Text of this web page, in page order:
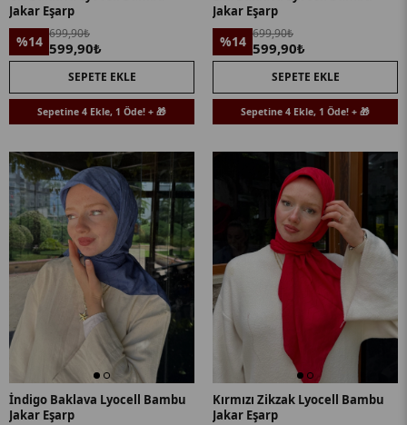
Jakar Eşarp
%14 699,90₺
599,90₺
SEPETE EKLE
Sepetine 4 Ekle, 1 Öde! + 🎁
Jakar Eşarp
%14 699,90₺
599,90₺
SEPETE EKLE
Sepetine 4 Ekle, 1 Öde! + 🎁
İndigo Baklava Lyocell Bambu
Jakar Eşarp
Kırmızı Zikzak Lyocell Bambu
Jakar Eşarp